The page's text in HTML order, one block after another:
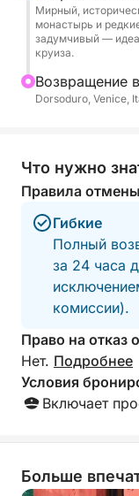
Мирный,
монастырь и
задумчивый —
круиза.
Bозвращение
Dorsoduro, Venice,
Что нужно
Правила отмены
Гибкие
Полный
за 24 часа
комиссии).
Право на отказ
Нет. Подробнее
Условия
Включает
Больше